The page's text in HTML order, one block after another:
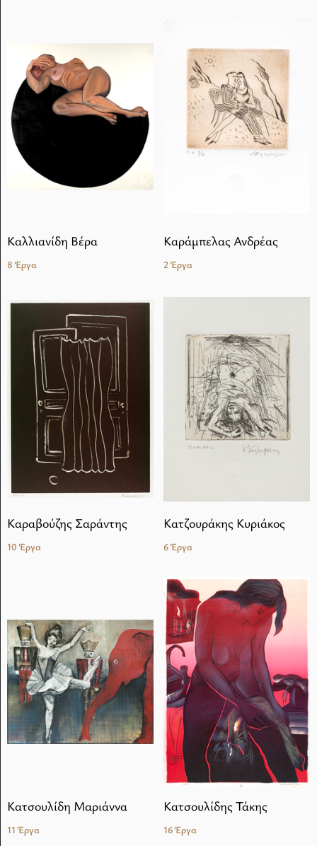
Καλλιανίδη Βέρα
8 Έργα
Καράμπελας Ανδρέας
2 Έργα
Καραβούζης Σαράντης
10 Έργα
Κατζουράκης Κυριάκος
6 Έργα
Κατσουλίδη Μαριάννα
11 Έργα
Κατσουλίδης Τάκης
16 Έργα